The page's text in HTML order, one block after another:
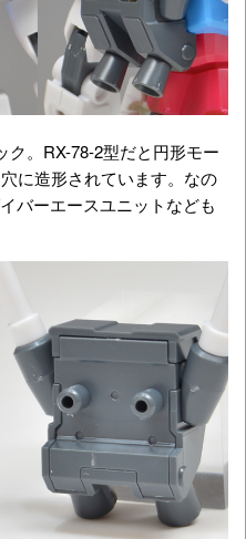
ク。RX-78-2型だと円形モー
に造形されています。なの
バーエースユニットなども